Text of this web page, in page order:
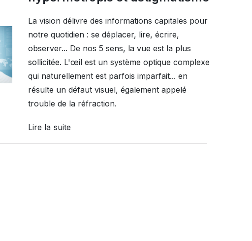
La vision délivre des informations capitales pour
notre quotidien : se déplacer, lire, écrire,
observer... De nos 5 sens, la vue est la plus
sollicitée. L'œil est un système optique complexe
qui naturellement est parfois imparfait... en
résulte un défaut visuel, également appelé
trouble de la réfraction.
Lire la suite